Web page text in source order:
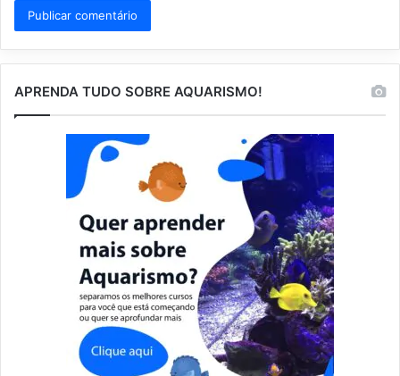
APRENDA TUDO SOBRE AQUARISMO!